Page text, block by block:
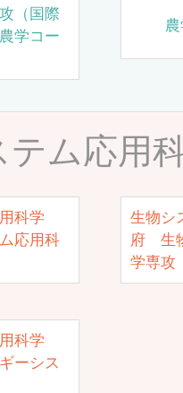
（国際
学コー
テム応用
科学
応用科
生物シ
府 生
学専攻
科学
ーシス